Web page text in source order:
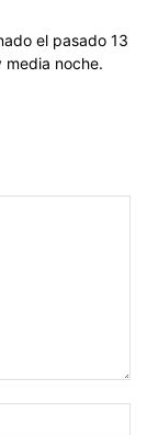
el pasado 13
media noche.